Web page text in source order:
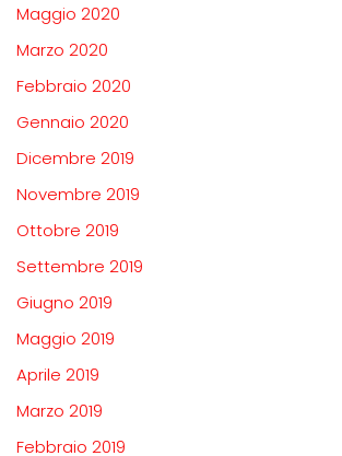
Maggio 2020
Marzo 2020
Febbraio 2020
Gennaio 2020
Dicembre 2019
Novembre 2019
Ottobre 2019
Settembre 2019
Giugno 2019
Maggio 2019
Aprile 2019
Marzo 2019
Febbraio 2019